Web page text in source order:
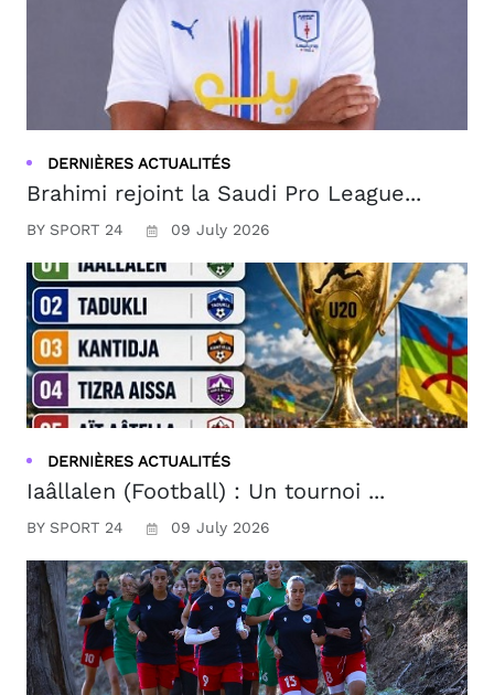
DERNIÈRES ACTUALITÉS
Brahimi rejoint la Saudi Pro League...
BY SPORT 24 09 July 2026
DERNIÈRES ACTUALITÉS
Iaâllalen (Football) : Un tournoi ...
BY SPORT 24 09 July 2026